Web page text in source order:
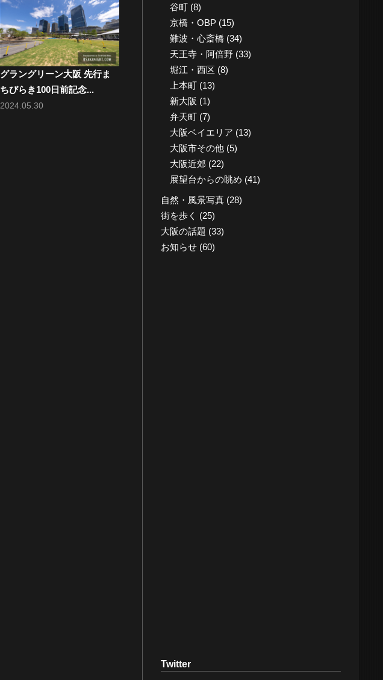
グラングリーン大阪 先行ま
ちびらき100日前記念...
2024.05.30
谷町(8)
京橋・OBP(15)
難波・心斎橋(34)
天王寺・阿倍野(33)
堀江・西区 (8)
上本町(13)
新大阪 (1)
弁天町(7)
大阪ベイエリア (13)
大阪市その他(5)
大阪近郊 (22)
展望台からの眺め (41)
自然・風景写真(28)
街を歩く (25)
大阪の話題 (33)
お知らせ(60)
Twitter